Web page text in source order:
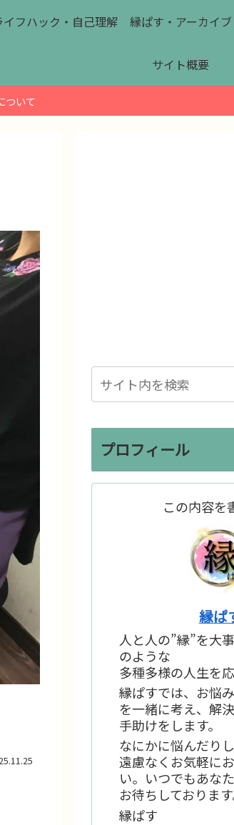
イフハック・自己理解 縁ぱす・アーカイブ
サイト概要
ついて
プロフィール
この内容を
縁ぱ
人と人の”縁”を大
のような
多種多様の人生を応
縁ぱすでは、お悩
を一緒に考え、解
手助けをします。
なにかに悩んだり
遠慮なくお気軽に
い。いつでもあな
お待ちしております
縁ぱす